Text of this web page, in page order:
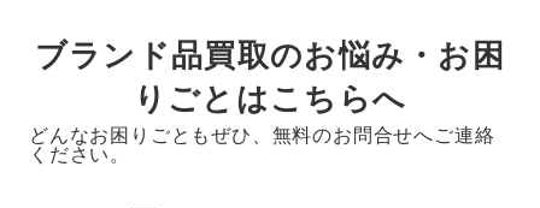
ブランド品買取のお悩み・お困
りごとはこちらへ
どんなお困りごともぜひ、無料のお問合せへご連絡
ください。